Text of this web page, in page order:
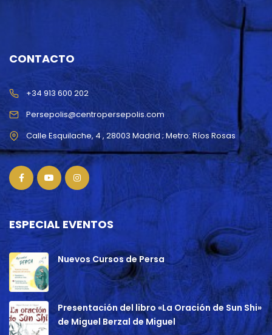
CONTACTO
Persepolis@centropersepolis.com
+34 913 600 202
ESPECIAL EVENTOS
Nuevos Cursos de Persa
Presentación del libro «La Oración de Sun Shi»
de Miguel Berzal de Miguel